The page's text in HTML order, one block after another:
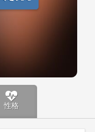
性格